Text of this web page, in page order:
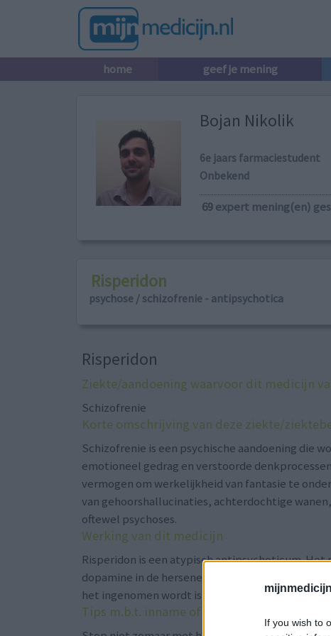
If you wish to
home geef je mening
Bojan Nikolik
6e jaars farmaciestudent
Onbekend
69expert mening(en)
Risperidon
psychose / schizofrenie - antipsychotica
Risperidon
Ziekte/aandoening waarvoor dit medicijn
Schizofrenie
Korte omschrijving van deze ziekte/
Schizofrenie is een psychische aandoening die
emotioneel gedrag en verstoorde
vermogen om werkelijkheid van fantasie te
van gehoorshallucinaties, achterdochtige
oftewel psychoses.
Werking van dit medicijn
Risperidon is een atypisch antipsychoticum.
dopamine in de hersenen waardoor onrust en de
het ingenomen wordt is er minder kans dat er
Tips m.b.t. inname of toediening